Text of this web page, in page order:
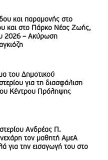
και παραμονής στο
και στο Πάρκο Νέας Ζωής,
2026 – Ακύρωση
του Δημοτικού
για τη διασφάλιση
Κέντρου Πρόληψης
Ανδρέας Π.
τον μαθητή ΑμεΑ
για την εισαγωγή του στο